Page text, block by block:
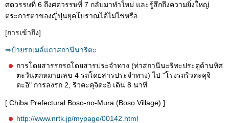
ศตวรรษที่ 6 ถึงศตวรรษที่ 7 กลับมาทำใหม่ และรู้สึกถึงความยิ่งใหญ่
ตระการตาของญี่ปุ่นยุคโบราณได้ไม่ใช่หรือ
[การเข้าถึง]
⇒ป้ายรถเมล์แถวสถานีนาริตะ
การโดยสารรถรถโดยสารประจำทาง (ท่าสถานีนะริทะประตูด้านทิศ
ตะวันตกหมายเลข 4 รถโดยสารประจำทาง) ไป "โรงรถริวคะคุจิ
ดะอิ" การลงรถ 2, ริวคะคุจิดะอิ เดิน 8 นาที
[ Chiba Prefectural Boso-no-Mura (Boso Village) ]
http://www.nrtk.jp/mypage/00142.html